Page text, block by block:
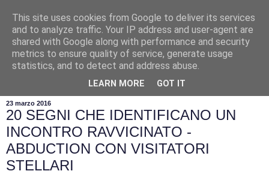
23 marzo 2016
20 SEGNI CHE IDENTIFICANO UN
INCONTRO RAVVICINATO -
ABDUCTION CON VISITATORI
STELLARI
This site uses cookies from Google to deliver its services
and to analyze traffic. Your IP address and user-agent are
shared with Google along with performance and security
metrics to ensure quality of service, generate usage
statistics, and to detect and address abuse.
LEARN MORE GOT IT